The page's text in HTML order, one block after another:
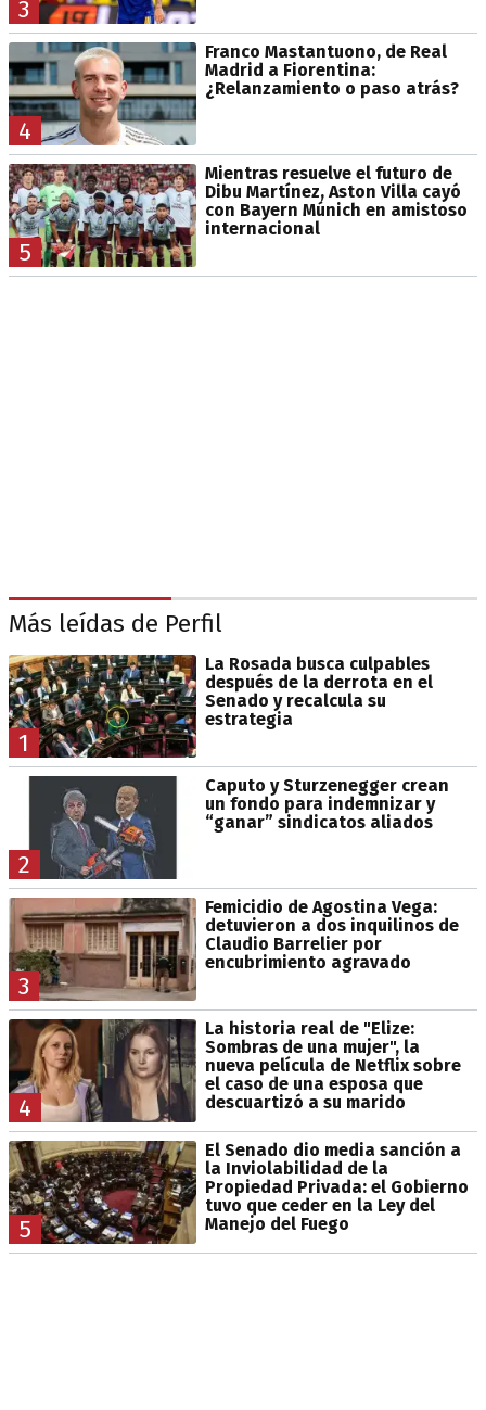
3
4
Franco Mastantuono, de Real
Madrid a Fiorentina:
¿Relanzamiento o paso atrás?
5
Mientras resuelve el futuro de
Dibu Martínez, Aston Villa cayó
con Bayern Múnich en amistoso
internacional
Más leídas de Perfil
1
La Rosada busca culpables
después de la derrota en el
Senado y recalcula su
estrategia
2
Caputo y Sturzenegger crean
un fondo para indemnizar y
“ganar” sindicatos aliados
3
Femicidio de Agostina Vega:
detuvieron a dos inquilinos de
Claudio Barrelier por
encubrimiento agravado
4
La historia real de "Elize:
Sombras de una mujer", la
nueva película de Netflix sobre
el caso de una esposa que
descuartizó a su marido
5
El Senado dio media sanción a
la Inviolabilidad de la
Propiedad Privada: el Gobierno
tuvo que ceder en la Ley del
Manejo del Fuego